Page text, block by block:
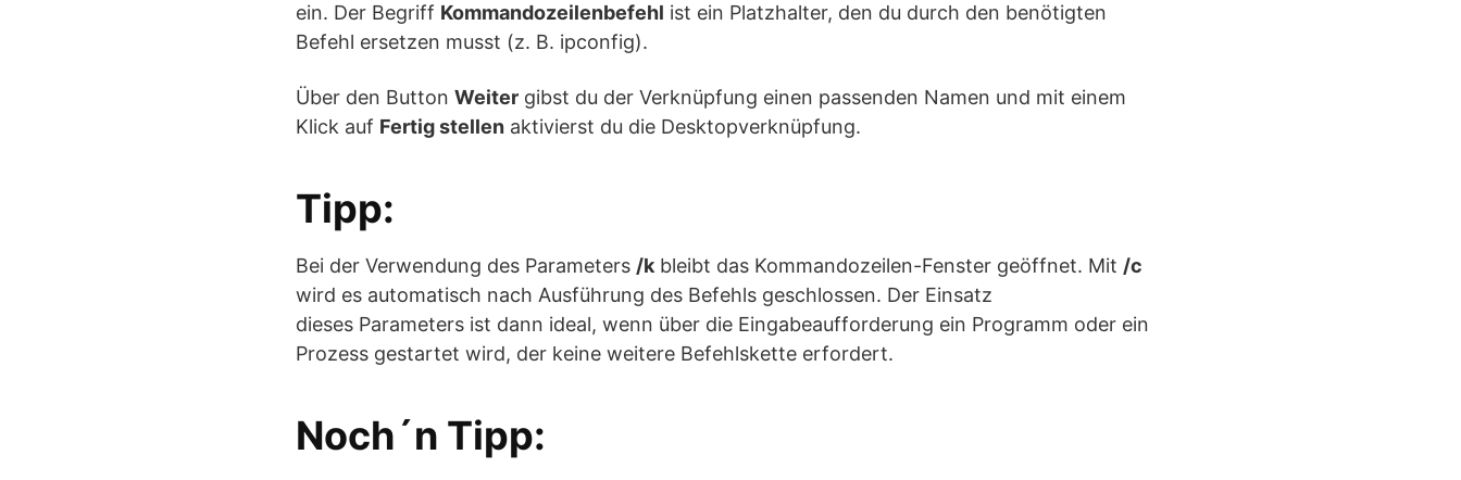
ein. Der Begriff Kommandozeilenbefehl ist ein Platzhalter, den du durch den benötigten
Befehl ersetzen musst (z. B. ipconfig).
Über den Button Weiter gibst du der Verknüpfung einen passenden Namen und mit einem
Klick auf Fertig stellen aktivierst du die Desktopverknüpfung.
Tipp:
Bei der Verwendung des Parameters /k bleibt das Kommandozeilen-Fenster geöffnet. Mit /c
wird es automatisch nach Ausführung des Befehls geschlossen. Der Einsatz
dieses Parameters ist dann ideal, wenn über die Eingabeaufforderung ein Programm oder ein
Prozess gestartet wird, der keine weitere Befehlskette erfordert.
Noch´n Tipp: